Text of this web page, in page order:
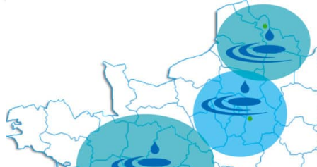
comment
retrouver